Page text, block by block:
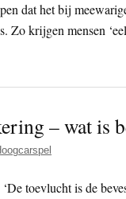
dat het bij
Zo krijgen mensen
– wat is
‘De toevlucht is de